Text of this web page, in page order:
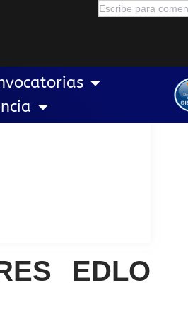
EDLO